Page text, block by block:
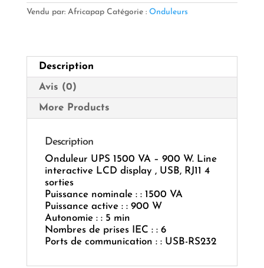
VA
Line
Interactive
LCD
Sorties
Vendu par: Africapap Catégorie : Onduleurs
Description
Avis (0)
More Products
Description
Onduleur UPS 1500 VA – 900 W. Line
interactive LCD display , USB, RJ11 4
sorties
Puissance nominale : : 1500 VA
Puissance active : : 900 W
Autonomie : : 5 min
Nombres de prises IEC : : 6
Ports de communication : : USB-RS232